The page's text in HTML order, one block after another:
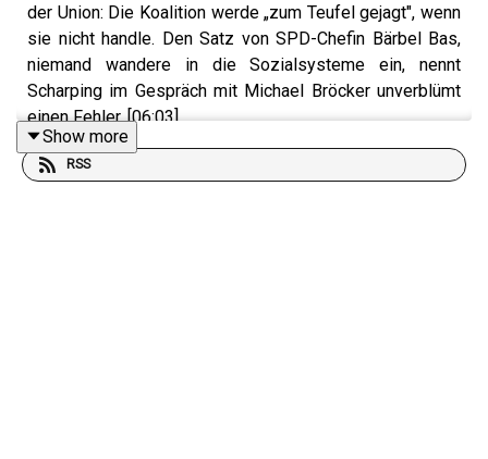
der Union: Die Koalition werde „zum Teufel gejagt", wenn
sie nicht handle. Den Satz von SPD-Chefin Bärbel Bas,
niemand wandere in die Sozialsysteme ein, nennt
Scharping im Gespräch mit Michael Bröcker unverblümt
einen Fehler. [06:03]
Altkanzler Gerhard Schröder soll im Ukraine-Krieg
vermitteln, wenn es nach Wladimir Putin geht. Warum
Show more
RSS